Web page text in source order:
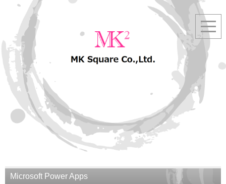
Microsoft Power Apps